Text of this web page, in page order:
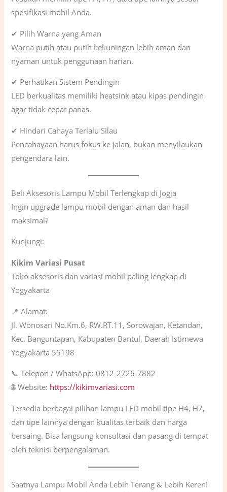
spesifikasi mobil Anda.
✔ Pilih Warna yang Aman
Warna putih atau putih kekuningan lebih aman dan
nyaman untuk penggunaan harian.
✔ Perhatikan Sistem Pendingin
LED berkualitas memiliki heatsink atau kipas pendingin
agar tidak cepat panas.
✔ Hindari Cahaya Terlalu Silau
Pencahayaan harus fokus ke jalan, bukan menyilaukan
pengendara lain.
Beli Aksesoris Lampu Mobil Terlengkap di Jogja
Ingin upgrade lampu mobil dengan aman dan hasil
maksimal?
Kunjungi:
Kikim Variasi Pusat
Toko aksesoris dan variasi mobil paling lengkap di
Yogyakarta
📍 Alamat:
Jl. Wonosari No.Km.6, RW.RT.11, Sorowajan, Ketandan,
Kec. Banguntapan, Kabupaten Bantul, Daerah Istimewa
Yogyakarta 55198
📞 Telepon / WhatsApp: 0812-2726-7882
🌐 Website: https://kikimvariasi.com
Tersedia berbagai pilihan lampu LED mobil tipe H4, H7,
dan tipe lainnya dengan kualitas terbaik dan harga
bersaing. Bisa langsung konsultasi dan pasang di tempat
oleh teknisi berpengalaman.
Saatnya Lampu Mobil Anda Lebih Terang & Lebih Keren!